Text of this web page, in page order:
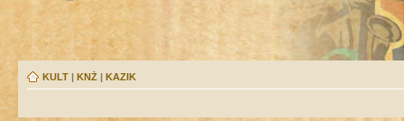
KULT | KNŻ | KAZIK